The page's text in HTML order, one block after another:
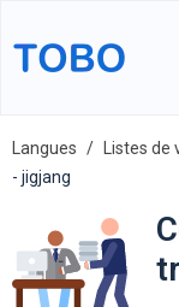
Langues Listes
- jigjang